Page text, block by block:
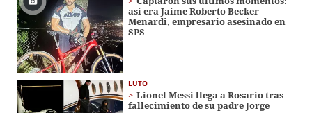
así era Jaime Roberto Becker
Menardi​​​, empresario asesinado en
SPS
LUTO
Lionel Messi llega a Rosario tras
fallecimiento de su padre Jorge